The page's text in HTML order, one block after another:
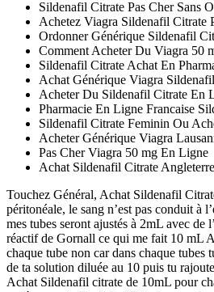
Sildenafil Citrate Pas Cher Sans
Achetez Viagra Sildenafil Citrate
Ordonner Générique Sildenafil
Comment Acheter Du Viagra 50
Sildenafil Citrate Achat En
Achat Générique Viagra
Acheter Du Sildenafil Citrate En
Pharmacie En Ligne Francaise
Sildenafil Citrate Feminin Ou
Acheter Générique Viagra
Pas Cher Viagra 50 mg En Ligne
Achat Sildenafil Citrate Angleterre
Touchez Général, Achat Sildenafil
péritonéale, le sang n’est pas conduit à
mes tubes seront ajustés à 2mL avec de
réactif de Gornall ce qui me fait 10 mL
chaque tube non car dans chaque tubes
de ta solution diluée au 10 puis tu
Achat Sildenafil citrate de 10mL pour